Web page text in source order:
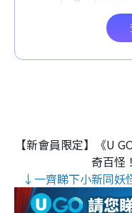
【新會員限定】《U
奇百怪
↓一齊睇下小新同妖